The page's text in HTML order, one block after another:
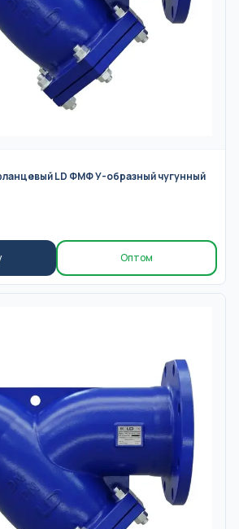
LD ФМФ У-образный чугунный
Оптом